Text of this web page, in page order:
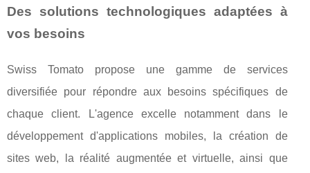
Des solutions technologiques adaptées à
vos besoins
Swiss Tomato propose une gamme de services
diversifiée pour répondre aux besoins spécifiques de
chaque client. L'agence excelle notamment dans le
développement d'applications mobiles, la création de
sites web, la réalité augmentée et virtuelle, ainsi que